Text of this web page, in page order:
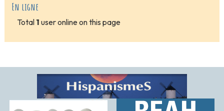
En ligne
Total 1 user online on this page